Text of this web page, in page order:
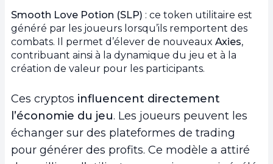
Smooth Love Potion (SLP) : ce token utilitaire est
généré par les joueurs lorsqu’ils remportent des
combats. Il permet d’élever de nouveaux Axies,
contribuant ainsi à la dynamique du jeu et à la
création de valeur pour les participants.
Ces cryptos influencent directement
l’économie du jeu. Les joueurs peuvent les
échanger sur des plateformes de trading
pour générer des profits. Ce modèle a attiré